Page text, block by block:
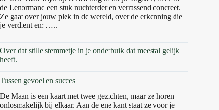
de Lenormand een stuk nuchterder en verrassend concreet.
Ze gaat over jouw plek in de wereld, over de erkenning die
je verdient en: …..
Over dat stille stemmetje in je onderbuik dat meestal gelijk
heeft.
Tussen gevoel en succes
De Maan is een kaart met twee gezichten, maar ze horen
onlosmakelijk bij elkaar. Aan de ene kant staat ze voor je